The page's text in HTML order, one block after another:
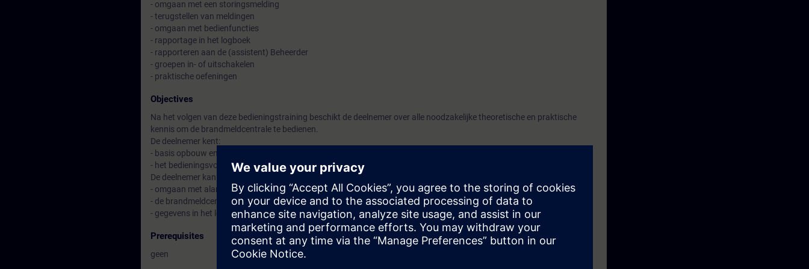
- omgaan met een storingsmelding
- terugstellen van meldingen
- omgaan met bedienfuncties
- rapportage in het logboek
- rapporteren aan de (assistent) Beheerder
- groepen in- of uitschakelen
- praktische oefeningen
Objectives
Na het volgen van deze bedieningstraining beschikt de deelnemer over alle noodzakelijke theoretische en praktische
kennis om de brandmeldcentrale te bedienen.
De deelnemer kent:
- basis opbouw en componenten van de eigen brandmeldinstallatie
- het bedieningsvoorschrift
De deelnemer kan:
- omgaan met alarm- en storingsmeldingen
- de brandmeldcentrale bedienen
- gegevens in het logboek registreren en rapporteren
Prerequisites
geen